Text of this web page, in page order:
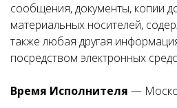
сообщения, документы, копии
материальных носителей,
также любая другая
посредством электронных
Время Исполнителя —